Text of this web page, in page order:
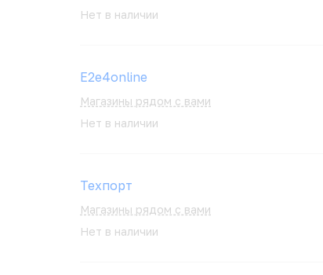
Нет в наличии
E2e4online
Магазины рядом с вами
Нет в наличии
Техпорт
Магазины рядом с вами
Нет в наличии